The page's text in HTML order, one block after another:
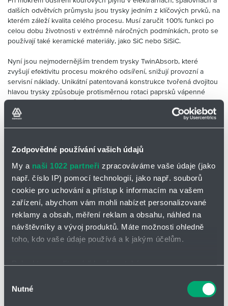
Zodpovědné používání vašich údajů
My a naši 1022 partneři zpracováváme vaše údaje (jako
např. číslo IP) pomocí technologií, jako např. souborů
cookie pro uchování a přístup k informacím na vašem
zařízení, abychom vám mohli nabízet personalizované
reklamy a obsah, měření reklam a obsahu, náhled na
návštěvníky a vývoj produktů. Máte možnosti ohledně
toho, kdo vaše údaje používá a k jakým účelům.
které mohou být přesné na několik metrů
souhlasu
Nutné
CS
Přihlásit se
CZK
Partner Zone
dalších odvětvích průmyslu jsou trysky jedním z klíčových prvků, na
kterém záleží kvalita celého procesu. Musí zaručit 100% funkci po
celou dobu životnosti v extrémně náročných podmínkách, proto se
používají také keramické materiály, jako SiC nebo SiSiC.
Nyní jsou nejmodernějším trendem trysky TwinAbsorb, které
zvyšují efektivitu procesu mokrého odsíření, snižují provozní a
servisní náklady. Unikátní patentovaná konstrukce tvořená dvojitou
hlavou trysky způsobuje protisměrnou rotaci paprsků vápenné
suspenze a tvorbu zón tzv. sekundární atomizace kapek. Oba tyto
jevy mají zásadní vliv na proudění spalin v absorbéru a tím na
chemickou reakci jejímž výsledkem je redukce SO2. Trysky jsou
efektivity procesu odsíření je v současnosti nanejvýš aktuální.
Firma Hennlich je připravena s tímto řešením pomoci.
Těšíme se na spolupráci s Vámi
Jan Vyškrabka
Vedoucí divize